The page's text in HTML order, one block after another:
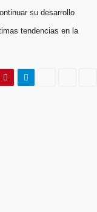
su desarrollo
tendencias en la